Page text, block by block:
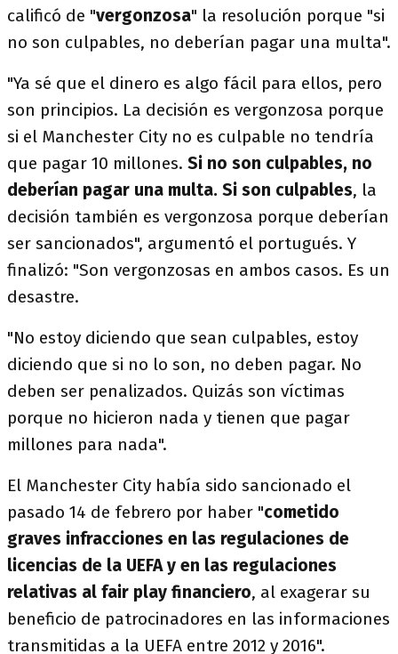
calificó de "vergonzosa" la resolución porque "si
no son culpables, no deberían pagar una multa".
"Ya sé que el dinero es algo fácil para ellos, pero
son principios. La decisión es vergonzosa porque
si el Manchester City no es culpable no tendría
que pagar 10 millones. Si no son culpables, no
deberían pagar una multa. Si son culpables, la
decisión también es vergonzosa porque deberían
ser sancionados", argumentó el portugués. Y
finalizó: "Son vergonzosas en ambos casos. Es un
desastre.
"No estoy diciendo que sean culpables, estoy
diciendo que si no lo son, no deben pagar. No
deben ser penalizados. Quizás son víctimas
porque no hicieron nada y tienen que pagar
millones para nada".
El Manchester City había sido sancionado el
pasado 14 de febrero por haber "cometido
graves infracciones en las regulaciones de
licencias de la UEFA y en las regulaciones
relativas al fair play financiero, al exagerar su
beneficio de patrocinadores en las informaciones
transmitidas a la UEFA entre 2012 y 2016".